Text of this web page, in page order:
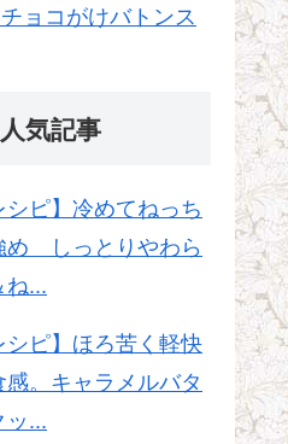
ョコがけバトンス
気記事
シピ】冷めてねっち
め しっとりやわら
ね...
シピ】ほろ苦く軽快
感。キャラメルバタ
ッ...